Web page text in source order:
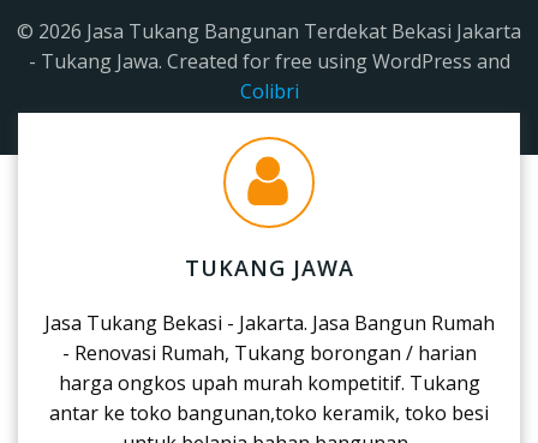
© 2026 Jasa Tukang Bangunan Terdekat Bekasi Jakarta
- Tukang Jawa. Created for free using WordPress and
Colibri
TUKANG JAWA
Jasa Tukang Bekasi - Jakarta. Jasa Bangun Rumah
- Renovasi Rumah, Tukang borongan / harian
harga ongkos upah murah kompetitif. Tukang
antar ke toko bangunan,toko keramik, toko besi